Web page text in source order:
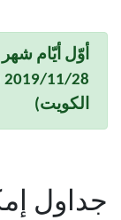
أوّل أيّام
الكويت)
جداول